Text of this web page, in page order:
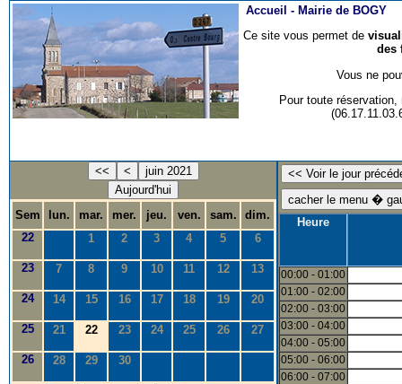
Accueil - Mairie de BOGY
Ce site vous permet de
des
Vous ne
Pour toute
<< <
juin 2021
Aujourd'hui
Sem
lun. mar. mer. jeu. ven. sam.
dim.
22
1 2 3 4 5 6
23 7 8 9 10 11 12 13
24 14 15 16 17 18 19 20
25 21 22 23 24 25 26 27
26 28 29 30
Heure
00:00 - 01:00
01:00 - 02:00
02:00 - 03:00
03:00 - 04:00
04:00 - 05:00
05:00 - 06:00
06:00 - 07:00